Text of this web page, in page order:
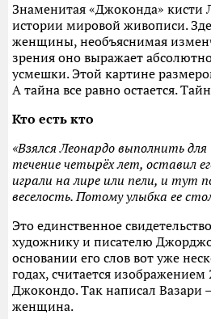
Знаменитая «Джоконда» кисти
истории мировой живописи.
женщины, необъяснимая
зрения оно выражает
усмешки. Этой картине
А тайна все равно остается.
Кто есть кто
«Взялся Леонардо выполнить
течение четырёх лет, оставил
играли на лире или пели, и тут
веселость. Потому улыбка ее
Это единственное
художнику и писателю Джорджо
основании его слов вот уже
годах, считается
Джокондо. Так написал Вазари
женщина.